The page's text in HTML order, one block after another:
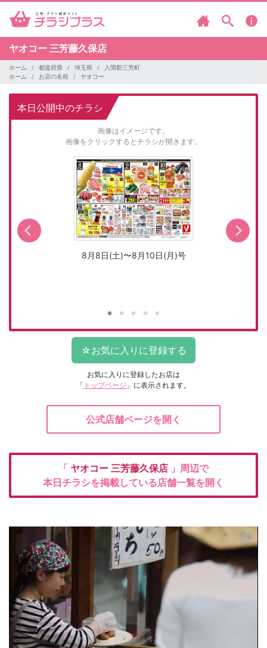
ヤオコー 三芳藤久保店
ホーム 都道府県 埼玉県
入間郡三芳町
ホーム
お店の名前 ヤオコー
本日公開中のチラシ
画像はイメージです。
画像をクリックするとチラシが開きます。
8月8日(土)〜8月10日(月)号
お気に入りに登録したお店は
「 トップページ 」に表示されます。
公式店舗ページを開く
「 ヤオコー 三芳藤久保店 」周辺で
本日チラシを掲載している店舗一覧を開く